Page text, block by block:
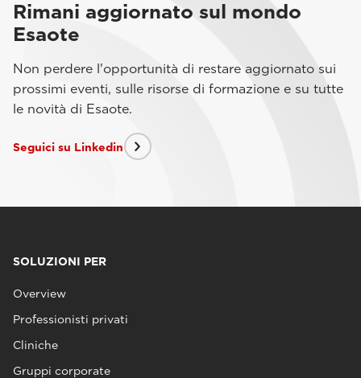
Rimani aggiornato sul mondo
Esaote
Non perdere l'opportunità di restare aggiornato sui
prossimi eventi, sulle risorse di formazione e su tutte
le novità di Esaote.
Seguici su Linkedin
SOLUZIONI PER
Overview
Professionisti privati
Cliniche
Gruppi corporate